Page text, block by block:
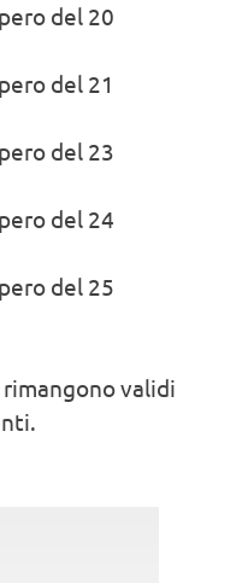
del 20
del 21
del 23
del 24
del 25
validi